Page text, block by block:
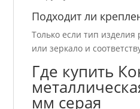
Подходит ли
Только если тип изделия
или зеркало и
Где купить
мм серая